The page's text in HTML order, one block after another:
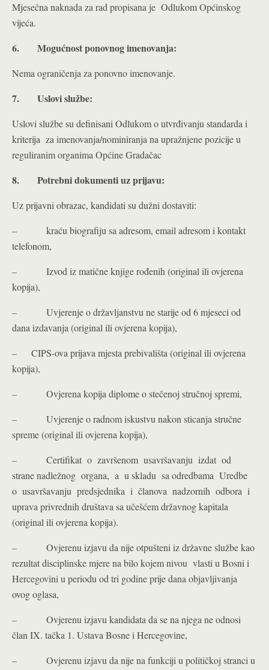
Mjesečna naknada za rad propisana je Odlukom Općinskog
vijeća.
6. Mogućnost ponovnog imenovanja:
Nema ograničenja za ponovno imenovanje.
7. Uslovi službe:
Uslovi službe su definisani Odlukom o utvrđivanju standarda i
kriterija za imenovanja/nominiranja na upražnjene pozicije u
reguliranim organima Općine Gradačac
8. Potrebni dokumenti uz prijavu:
Uz prijavni obrazac, kandidati su dužni dostaviti:
– kraću biografiju sa adresom, email adresom i kontakt
telefonom,
– Izvod iz matične knjige rođenih (original ili ovjerena
kopija),
– Uvjerenje o državljanstvu ne starije od 6 mjeseci od
dana izdavanja (original ili ovjerena kopija),
– CIPS-ova prijava mjesta prebivališta (original ili ovjerena
kopija),
– Ovjerena kopija diplome o stečenoj stručnoj spremi,
– Uvjerenje o radnom iskustvu nakon sticanja stručne
spreme (original ili ovjerena kopija),
– Certifikat o završenom usavršavanju izdat od
strane nadležnog organa, a u skladu sa odredbama Uredbe
o usavršavanju predsjednika i članova nadzornih odbora i
uprava privrednih društava sa učešćem državnog kapitala
(original ili ovjerena kopija).
– Ovjerenu izjavu da nije otpušteni iz državne službe kao
rezultat disciplinske mjere na bilo kojem nivou vlasti u Bosni i
Hercegovini u periodu od tri godine prije dana objavljivanja
ovog oglasa,
– Ovjerenu izjavu kandidata da se na njega ne odnosi
član IX. tačka 1. Ustava Bosne i Hercegovine,
– Ovjerenu izjavu da nije na funkciji u političkoj stranci u